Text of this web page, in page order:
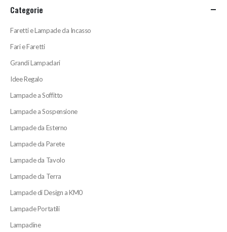
Categorie
Faretti e Lampade da Incasso
Fari e Faretti
Grandi Lampadari
Idee Regalo
Lampade a Soffitto
Lampade a Sospensione
Lampade da Esterno
Lampade da Parete
Lampade da Tavolo
Lampade da Terra
Lampade di Design a KM0
Lampade Portatili
Lampadine